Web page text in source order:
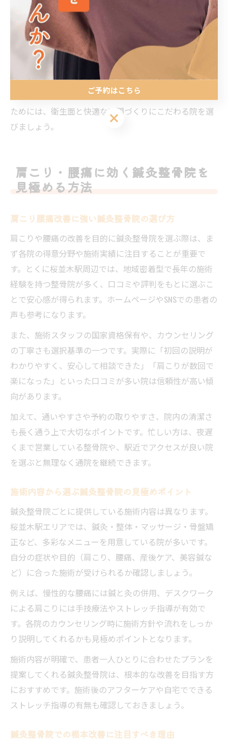
また、落ち着いた照明やリラックスできる音楽、アット
ホームな接客など、居心地の良さも重要なポイントで
す。こうした環境は、初めて来院する方や女性・高齢者
にも通いやすい雰囲気を作り出します。
見学や体験施術を受けることで、清潔感や雰囲気を自分
の目で確認するのもおすすめです。安心して通い続ける
ためには、衛生面と快適な空間づくりにこだわる院を選
びましょう。
肩こり・腰痛に効く鍼灸整骨院を
見極める方法
肩こり腰痛改善に強い鍼灸整骨院の選び方
肩こりや腰痛の改善を目的に鍼灸整骨院を選ぶ際は、ま
ず各院の得意分野や施術実績に注目することが重要で
す。とくに桜並木駅周辺では、地域密着型で長年の施術
経験を持つ整骨院が多く、口コミや評判をもとに選ぶこ
とで安心感が得られます。ホームページやSNSでの患者の
声も参考になります。
また、施術スタッフの国家資格保有や、カウンセリング
の丁寧さも選択基準の一つです。実際に「初回の説明が
わかりやすく、安心して相談できた」「肩こりが数回で
楽になった」といった口コミが多い院は信頼性が高い傾
向があります。
加えて、通いやすさや予約の取りやすさ、院内の清潔さ
も長く通う上で大切なポイントです。忙しい方は、夜遅
くまで営業している整骨院や、駅近でアクセスが良い院
を選ぶと無理なく通院を継続できます。
施術内容から選ぶ鍼灸整骨院の見極めポイント
鍼灸整骨院ごとに提供している施術内容は異なります。
桜並木駅エリアでは、鍼灸・整体・マッサージ・骨盤矯
正など、多彩なメニューを用意している院が多いです。
自分の症状や目的（肩こり、腰痛、産後ケア、美容鍼な
ど）に合った施術が受けられるか確認しましょう。
例えば、慢性的な腰痛には鍼と灸の併用、デスクワーク
による肩こりには手技療法やストレッチ指導が有効で
す。各院のカウンセリング時に施術方針や流れをしっか
り説明してくれるかも見極めポイントとなります。
施術内容が明確で、患者一人ひとりに合わせたプランを
提案してくれる鍼灸整骨院は、根本的な改善を目指す方
におすすめです。施術後のアフターケアや自宅でできる
ストレッチ指導の有無も確認しておきましょう。
鍼灸整骨院での根本改善に注目すべき理由
ご予約はこちら
ご予約はこちら